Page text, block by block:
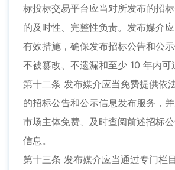
标投标交易平台应当对所发布的招
的及时性、完整性负责。发布媒介
有效措施，确保发布招标公告和公
不被篡改、不遗漏和至少 10 年内可
第十二条 发布媒介应当免费提供依
的招标公告和公示信息发布服务，
市场主体免费、及时查阅前述招标
信息。
第十三条 发布媒介应当通过专门栏